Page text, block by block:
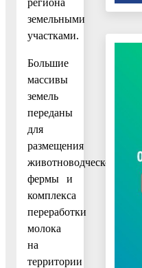
земельными
участками.
Большие
массивы
земель
переданы
для
размещения
животноводческой
фермы и
комплекса
переработки
молока
на
территории